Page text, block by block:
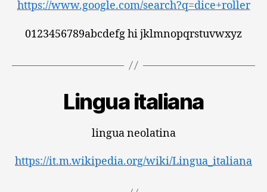
https://www.google.com/search?q=dice+roller
0123456789abcdefg hi jklmnopqrstuvwxyz
Lingua italiana
lingua neolatina
https://it.m.wikipedia.org/wiki/Lingua_italiana